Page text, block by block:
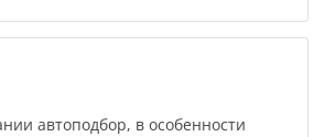
автоподбор, в особенности